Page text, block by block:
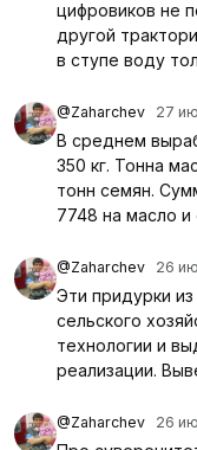
цифровиков не
другой
в ступе воду
@Zaharchev 27
В среднем
350 кг. Тонна
тонн семян.
7748 на масло и
@Zaharchev 26
Эти придурки
сельского
технологии и
реализации.
@Zaharchev 26